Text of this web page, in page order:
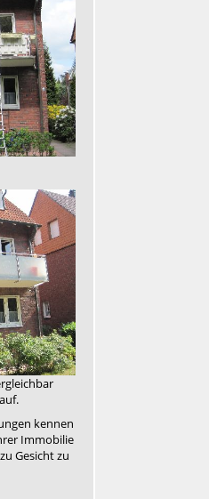
kennen
Immobilie
Gesicht zu